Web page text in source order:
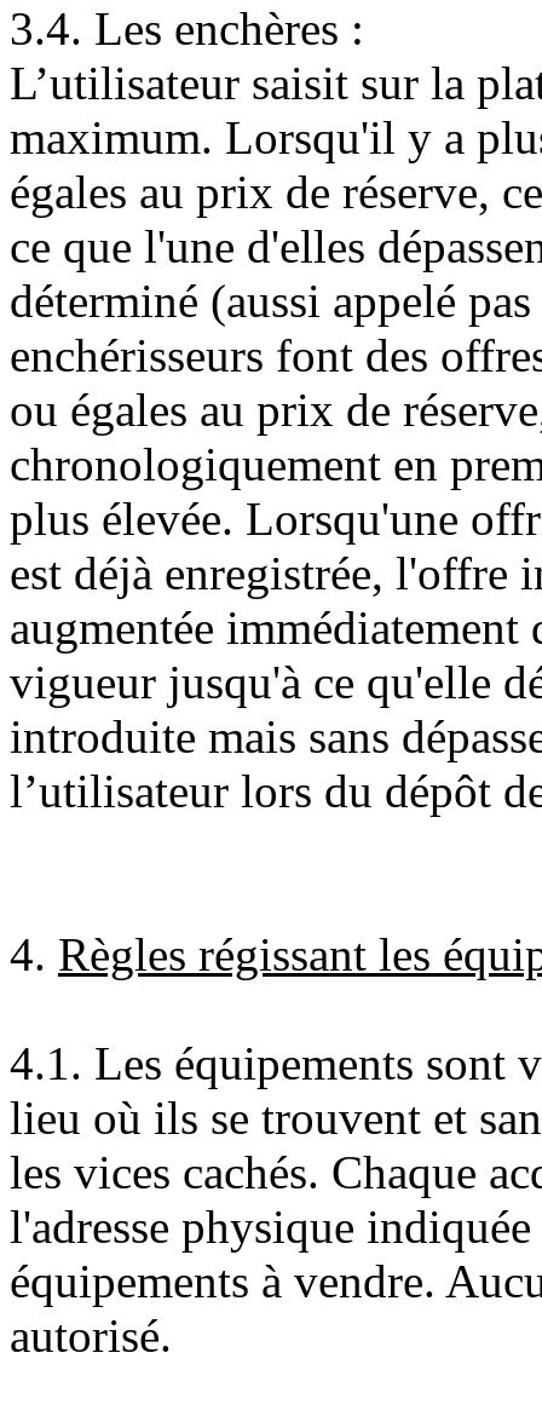
3.4. Les enchères :
L’utilisateur saisit sur la
maximum. Lorsqu'il y a
égales au prix de réserve,
ce que l'une d'elles
déterminé (aussi appelé
enchérisseurs font des
ou égales au prix de
chronologiquement en
plus élevée. Lorsqu'une
est déjà enregistrée, l'offre
augmentée immédiatement
vigueur jusqu'à ce qu'elle
introduite mais sans
l’utilisateur lors du dépôt
4. Règles régissant les
4.1. Les équipements sont
lieu où ils se trouvent et
les vices cachés. Chaque
l'adresse physique
équipements à vendre.
autorisé.